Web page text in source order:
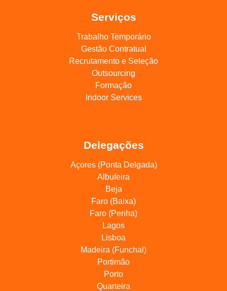
Serviços
Trabalho Temporário
Gestão Contratual
Recrutamento e Seleção
Outsourcing
Formação
Indoor Services
Delegações
Açores (Ponta Delgada)
Albufeira
Beja
Faro (Baixa)
Faro (Penha)
Lagos
Lisboa
Madeira (Funchal)
Portimão
Porto
Quarteira